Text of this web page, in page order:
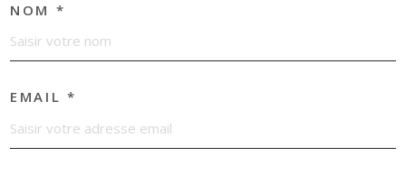
NOM *
EMAIL *